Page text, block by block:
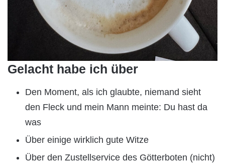
Gelacht habe ich über
Den Moment, als ich glaubte, niemand sieht
den Fleck und mein Mann meinte: Du hast da
was
Über einige wirklich gute Witze
Über den Zustellservice des Götterboten (nicht)